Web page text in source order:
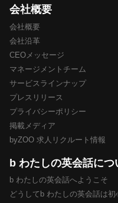
会社概要
会社概要
会社沿革
CEOメッセージ
マネージメントチーム
サービスラインナップ
プレスリリース
プライバシーポリシー
掲載メディア
byZOO 求人リクルート情報
b わたしの英会話につ
b わたしの英会話へようこそ
どうしてb わたしの英会話は